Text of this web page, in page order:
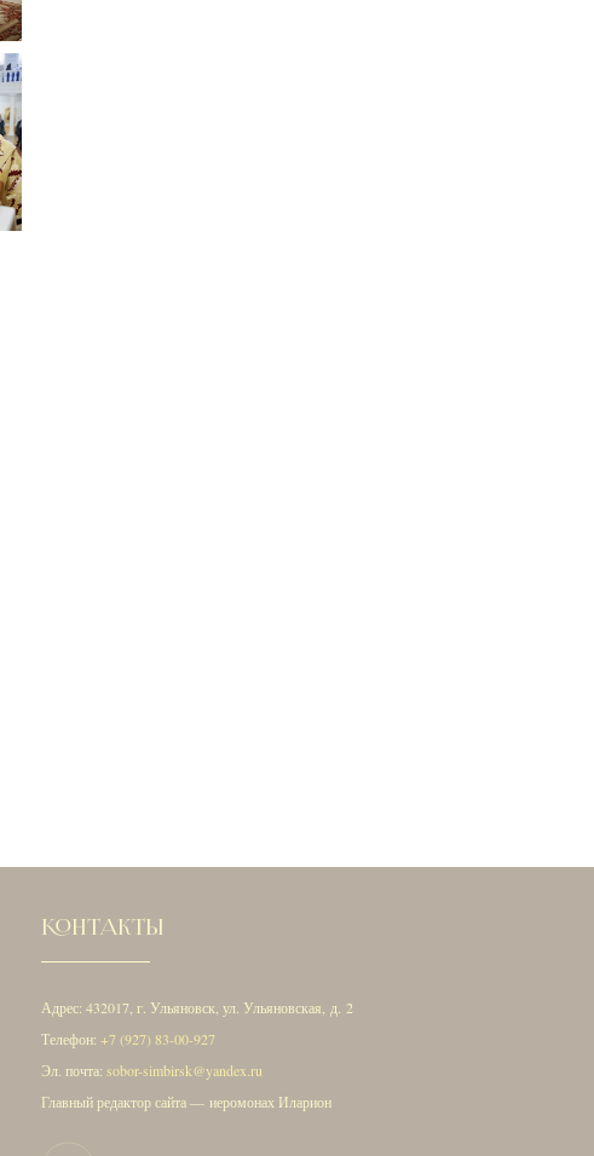
КОНТАКТЫ
Адрес: 432017, г. Ульяновск, ул. Ульяновская, д. 2
Телефон: +7 (927) 83-00-927
Эл. почта: sobor-simbirsk@yandex.ru
Главный редактор сайта — иеромонах Иларион